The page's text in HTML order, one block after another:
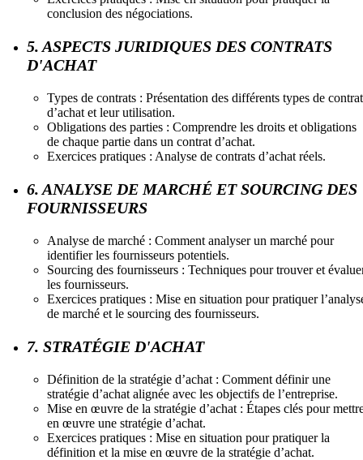
conclusion des négociations.
5. ASPECTS JURIDIQUES DES CONTRATS
D'ACHAT
Types de contrats : Présentation des différents types de
d’achat et leur utilisation.
Obligations des parties : Comprendre les droits et obligations
de chaque partie dans un contrat d’achat.
Exercices pratiques : Analyse de contrats d’achat réels.
6. ANALYSE DE MARCHÉ ET SOURCING DES
FOURNISSEURS
Analyse de marché : Comment analyser un marché pour
identifier les fournisseurs potentiels.
Sourcing des fournisseurs : Techniques pour trouver et
les fournisseurs.
Exercices pratiques : Mise en situation pour pratiquer
de marché et le sourcing des fournisseurs.
7. STRATÉGIE D'ACHAT
Définition de la stratégie d’achat : Comment définir une
stratégie d’achat alignée avec les objectifs de l’entreprise.
Mise en œuvre de la stratégie d’achat : Étapes clés pour
en œuvre une stratégie d’achat.
Exercices pratiques : Mise en situation pour pratiquer la
définition et la mise en œuvre de la stratégie d’achat.